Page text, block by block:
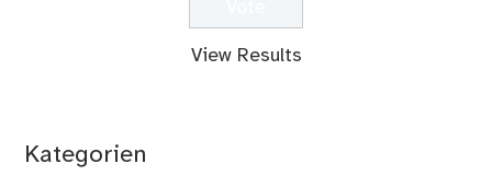
View Results
Kategorien